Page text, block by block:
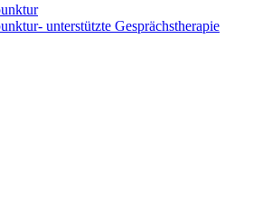
unterstützte Gesprächstherapie